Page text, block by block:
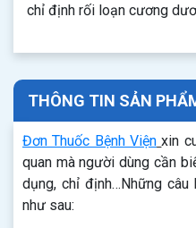
chỉ định rối loạn cương
THÔNG TIN SẢN
Đơn Thuốc Bệnh Viện xin
quan mà người dùng cần
dụng, chỉ định…Những
như sau: